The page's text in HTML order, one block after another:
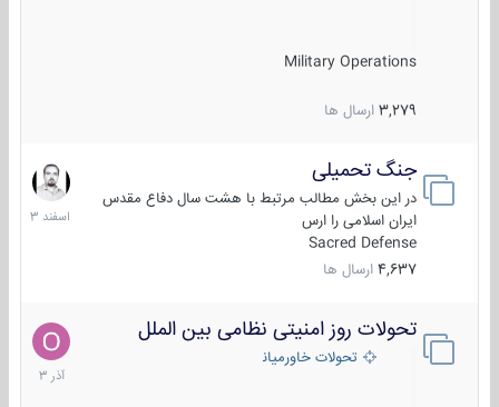
Military Operations
3,279 ارسال ها
جنگ تحمیلی
در این بخش مطالب مرتبط با هشت سال دفاع مقدس
ایران اسلامی را ارس
Sacred Defense
4,637 ارسال ها
20
اسفند
1403
تحولات روز امنیتی نظامی بین الملل
تحولات خاورمیانه
21
آذر
1403